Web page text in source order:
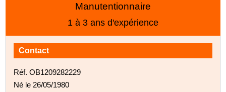
Manutentionnaire
1 à 3 ans d'expérience
Contact
Réf. OB1209282229
Né le 26/05/1980